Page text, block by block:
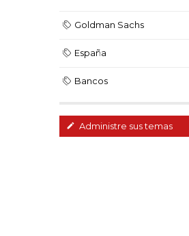
Goldman Sachs
España
Bancos
Administre sus temas